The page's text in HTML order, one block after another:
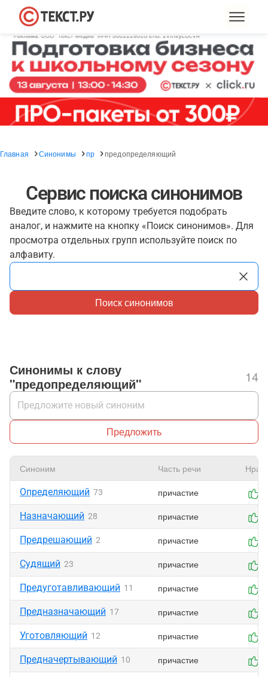
Главная Синонимы пр предопределяющий
Сервис поиска синонимов
Введите слово, к которому требуется подобрать
аналог, и нажмите на кнопку «Поиск синонимов». Для
просмотра отдельных групп используйте поиск по
алфавиту.
Поиск синонимов
Синонимы к слову
"предопределяющий"
14
Предложить
Синоним Часть речи
Определяющий 73 причастие
Назначающий 28 причастие
Предрешающий 2 причастие
Судящий 23 причастие
Предуготавливающий 11 причастие
Предназначающий 17 причастие
Уготовляющий 12 причастие
Предначертывающий 10 причастие